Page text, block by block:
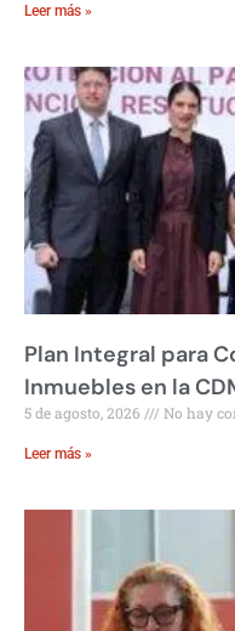
Leer más »
Plan Integral para
Inmuebles en la
5 de agosto, 2026 No hay
Leer más »